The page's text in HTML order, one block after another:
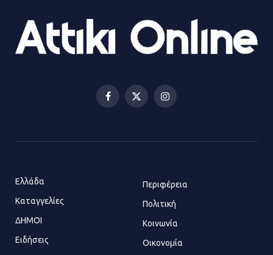
23.07.2026 | 14:58
Πολυχώρο ΙΡΙΣ
21.07.2026 | 14:01
Πώς έγινε η επίθεση στους δύο
«Φρένο» στα ηλεκτρικά πατίνια:
Τέλος η οδήγησή τους από
Facebook
X
Instagram
Ελλάδα
Καταγγελίες
ΔΗΜΟΙ
Ειδήσεις
Περιφέρεια
Πολιτική
Κοινωνία
Οικονομία